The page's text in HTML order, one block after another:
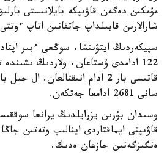
مۇمكىن دەگەن قاۋىپكە بايلانىستى
شارالارىن قابىلداپ جاتقانىن اتاپ
سپيكەردىڭ ايتۋىنشا، سوڭعى ءبىر
122 ادامدى ۇستاعان، ولاردىڭ
قاتىسى بار 2 ادام انىقتالعان.
سانى 2681 ادامعا جەتكەن.
وسىدان بۇرىن يزرايلدىڭ يرانعا
قاۋىپتى ايماقتاردى اينالىپ وتەتىن
ەنگىزگەنىن جازعان ەدىك.